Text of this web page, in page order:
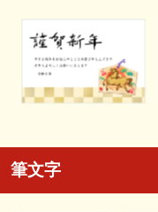
筆文字